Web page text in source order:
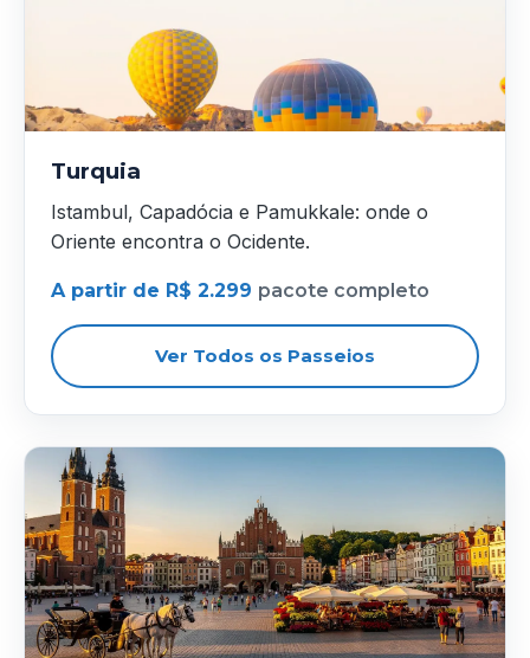
Turquia
Istambul, Capadócia e Pamukkale: onde o
Oriente encontra o Ocidente.
A partir de R$ 2.299 pacote completo
Ver Todos os Passeios